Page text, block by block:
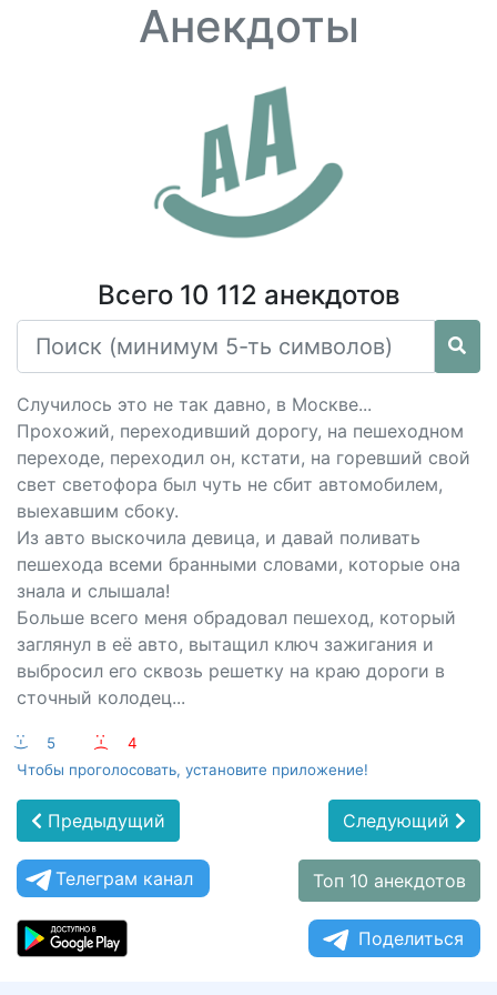
Анекдоты
Всего 10 112 анекдотов
Случилось это не так давно, в Москве...
Прохожий, переходивший дорогу, на пешеходном
переходе, переходил он, кстати, на горевший свой
свет светофора был чуть не сбит автомобилем,
выехавшим сбоку.
Из авто выскочила девица, и давай поливать
пешехода всеми бранными словами, которые она
знала и слышала!
Больше всего меня обрадовал пешеход, который
заглянул в её авто, вытащил ключ зажигания и
выбросил его сквозь решетку на краю дороги в
сточный колодец...
:-) 5 :-(
4
Чтобы проголосовать, установите приложение!
Предыдущий Следующий
Телеграм канал Топ 10 анекдотов
Поделиться